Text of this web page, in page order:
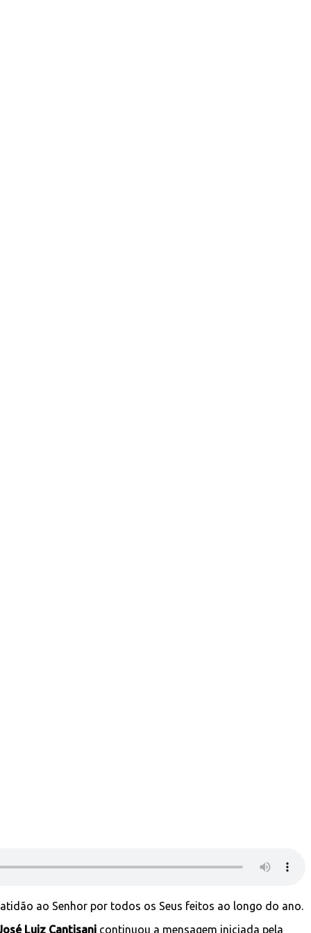
ao Senhor por todos os Seus feitos ao longo do ano.
Luiz Cantisani continuou a mensagem iniciada pela